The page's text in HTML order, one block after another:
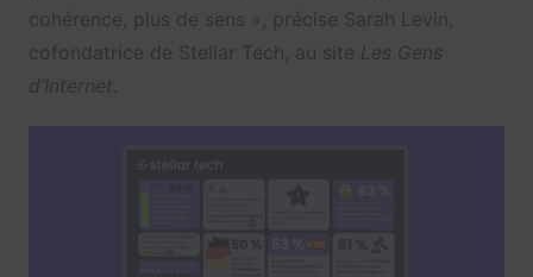
cohérence, plus de sens », précise Sarah Levin,
cofondatrice de Stellar Tech, au site Les Gens
d’Internet